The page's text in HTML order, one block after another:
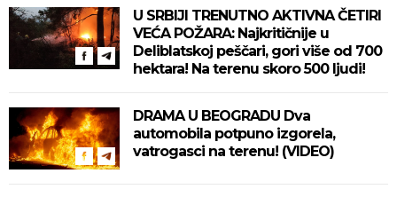
U SRBIJI TRENUTNO AKTIVNA ČETIRI
VEĆA POŽARA: Najkritičnije u
Deliblatskoj peščari, gori više od 700
hektara! Na terenu skoro 500 ljudi!
DRAMA U BEOGRADU Dva
automobila potpuno izgorela,
vatrogasci na terenu! (VIDEO)